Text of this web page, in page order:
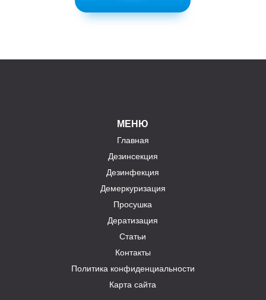
МЕНЮ
Главная
Дезинсекция
Дезинфекция
Демеркуризация
Просушка
Дератизация
Статьи
Контакты
Политика конфиденциальности
Карта сайта